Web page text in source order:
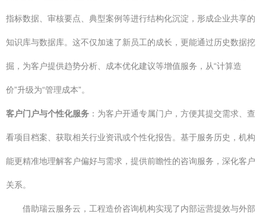
指标数据、审核要点、典型案例等进行结构化沉淀，形成企业共享的
知识库与数据库。这不仅加速了新员工的成长，更能通过历史数据挖
掘，为客户提供趋势分析、成本优化建议等增值服务，从“计算造
价”升级为“管理成本”。
客户门户与个性化服务 ：为客户开通专属门户，方便其提交需求、查
看项目档案、获取相关行业资讯或个性化报告。基于服务历史，机构
能更精准地理解客户偏好与需求，提供前瞻性的咨询服务，深化客户
关系。
借助瑞云服务云，工程造价咨询机构实现了内部运营提效与外部